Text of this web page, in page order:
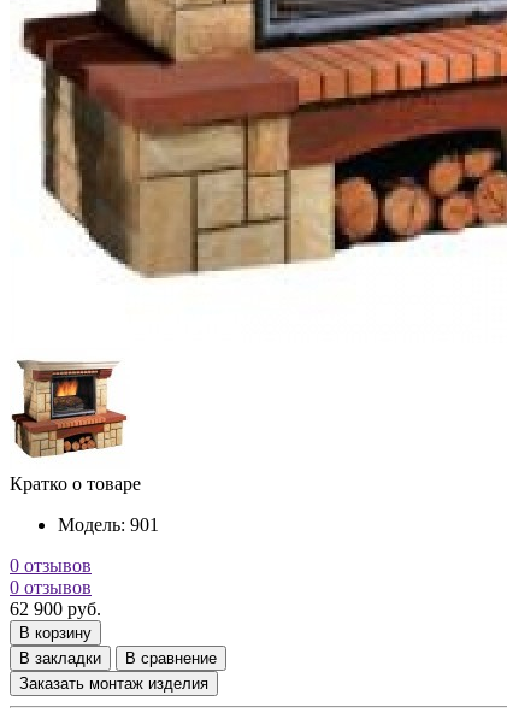
Кратко о товаре
Модель: 901
0 отзывов
0 отзывов
62 900 руб.
В корзину
В закладки
В сравнение
Заказать монтаж изделия